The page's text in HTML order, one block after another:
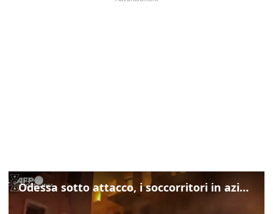
Odessa sotto attacco, i soccorritori in azione